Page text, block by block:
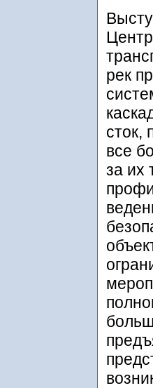
рек
сток,
все
за их